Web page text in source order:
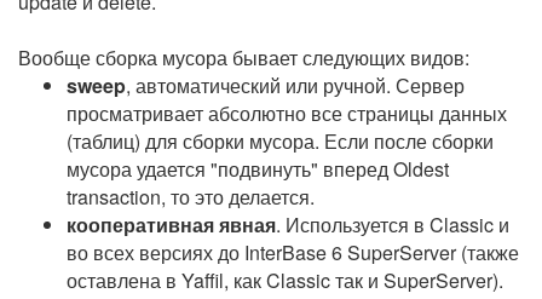
Вообще сборка мусора бывает следующих видов:
sweep, автоматический или ручной. Сервер
просматривает абсолютно все страницы данных
(таблиц) для сборки мусора. Если после сборки
мусора удается "подвинуть" вперед Oldest
transaction, то это делается.
кооперативная явная. Используется в Classic и
во всех версиях до InterBase 6 SuperServer (также
оставлена в Yaffil, как Classic так и SuperServer).